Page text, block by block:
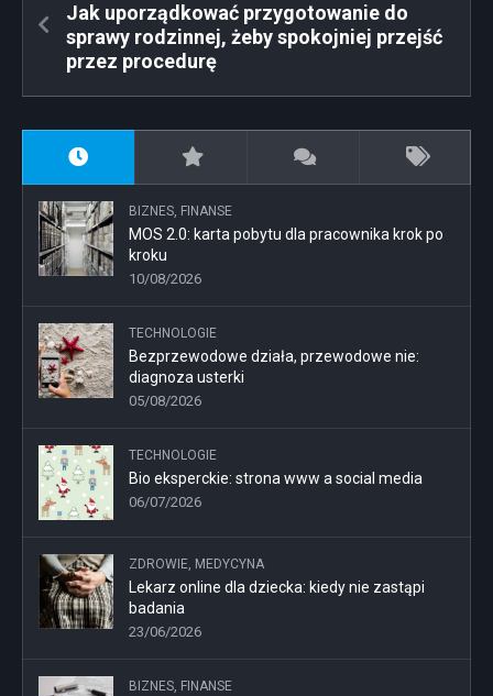
Jak uporządkować przygotowanie do
sprawy rodzinnej, żeby spokojniej przejść
przez procedurę
BIZNES, FINANSE
MOS 2.0: karta pobytu dla pracownika krok po
kroku
10/08/2026
TECHNOLOGIE
Bezprzewodowe działa, przewodowe nie:
diagnoza usterki
05/08/2026
TECHNOLOGIE
Bio eksperckie: strona www a social media
06/07/2026
ZDROWIE, MEDYCYNA
Lekarz online dla dziecka: kiedy nie zastąpi
badania
23/06/2026
BIZNES, FINANSE